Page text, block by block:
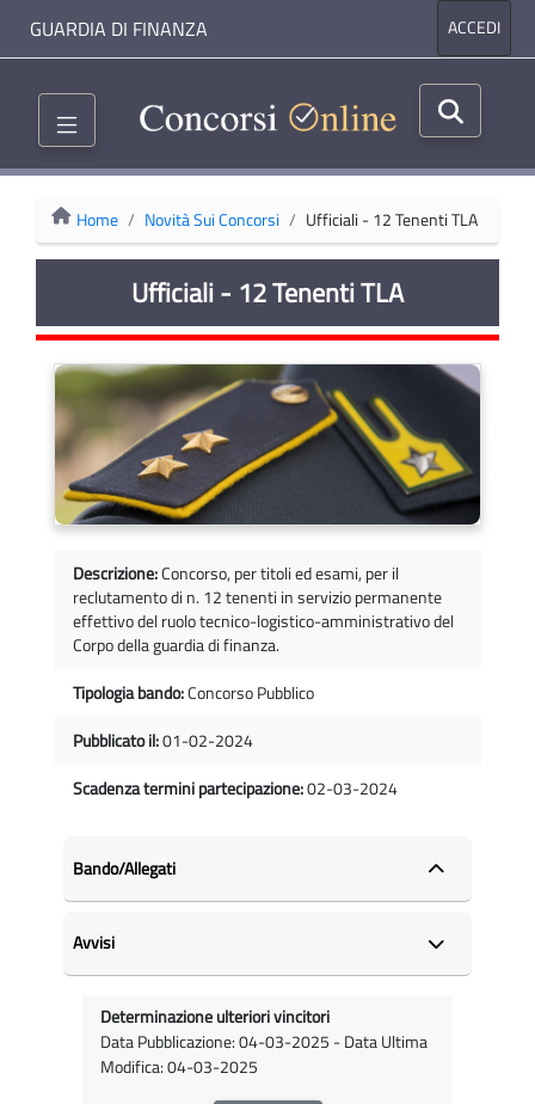
GUARDIA DI FINANZA ACCEDI
Home Novità Sui Concorsi Ufficiali - 12 Tenenti TLA
Ufficiali - 12 Tenenti TLA
Descrizione:Concorso, per titoli ed esami, per il
reclutamento di n. 12 tenenti in servizio permanente
effettivo del ruolo tecnico-logistico-amministrativo del
Corpo della guardia di finanza.
Tipologia bando:Concorso Pubblico
Pubblicato il:01-02-2024
Scadenza termini partecipazione:02-03-2024
Bando/Allegati
Avvisi
Determinazione ulteriori vincitori
Data Pubblicazione: 04-03-2025 - Data Ultima
Modifica: 04-03-2025